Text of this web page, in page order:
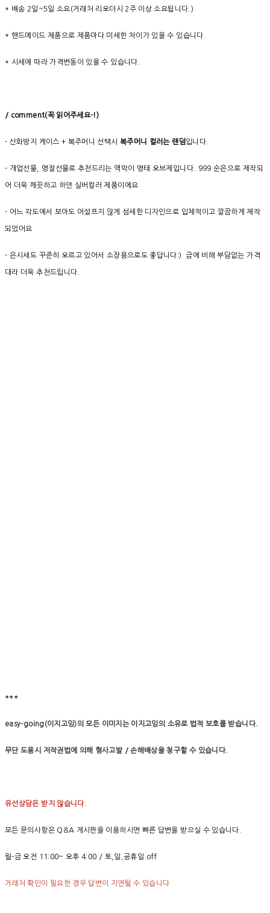
* 배송 2일~5일 소요(거래처 리오더시 2주 이상 소요됩니다.)
* 핸드메이드 제품으로 제품마다 미세한 차이가 있을 수 있습니다.
* 시세에 따라 가격변동이 있을 수 있습니다.
/ comment(꼭 읽어주세요-!)
- 산화방지 케이스 + 복주머니 선택시 복주머니 컬러는 랜덤입니다.
- 개업선물, 명절선물로 추천드리는 액막이 명태 오브제입니다. 999 순은으로 제작되
어 더욱 깨끗하고 하얀 실버컬러 제품이에요
- 어느 각도에서 보아도 어설프지 않게 섬세한 디자인으로 입체적이고 깔끔하게 제작
되었어요
- 은시세도 꾸준히 오르고 있어서 소장용으로도 좋답니다:) 금에 비해 부담없는 가격
대라 더욱 추천드립니다.
***
easy-going(이지고잉)의 모든 이미지는 이지고잉의 소유로 법적 보호를 받습니다.
무단 도용시 저작권법에 의해 형사고발 / 손해배상을 청구할 수 있습니다.
유선상담은 받지 않습니다.
모든 문의사항은 Q&A 게시판을 이용하시면 빠른 답변을 받으실 수 있습니다.
월-금 오전 11:00~ 오후 4:00 / 토,일,공휴일 off
거래처 확인이 필요한 경우 답변이 지연될 수 있습니다